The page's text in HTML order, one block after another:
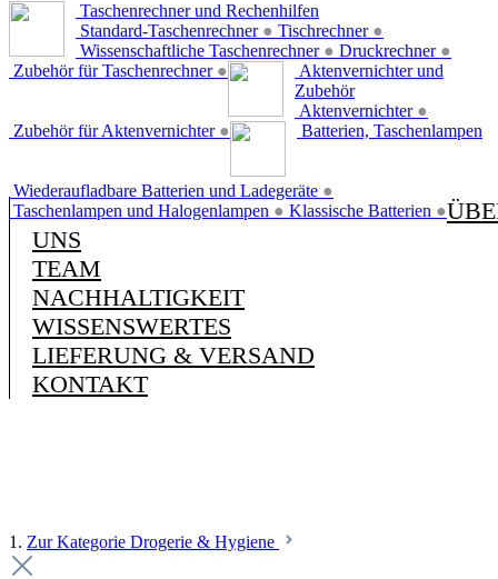
Taschenrechner und Rechenhilfen
Standard-Taschenrechner ● Tischrechner ●
Wissenschaftliche Taschenrechner ● Druckrechner ●
Zubehör für Taschenrechner ●
Aktenvernichter und
Zubehör
Aktenvernichter ●
Zubehör für Aktenvernichter ● Batterien, Taschenlampen
Wiederaufladbare Batterien und Ladegeräte ●
Taschenlampen und Halogenlampen ● Klassische Batterien ●
UNS
TEAM
NACHHALTIGKEIT
WISSENSWERTES
LIEFERUNG & VERSAND
KONTAKT
1. Zur Kategorie Drogerie & Hygiene